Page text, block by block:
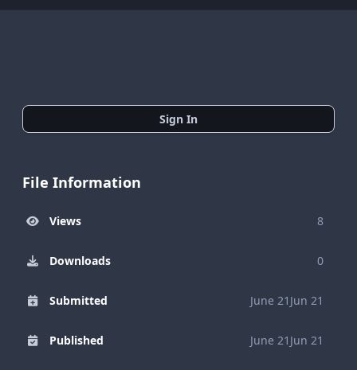
Sign In
File Information
Views 8
Downloads 0
Submitted June 21 Jun 21
Published June 21 Jun 21